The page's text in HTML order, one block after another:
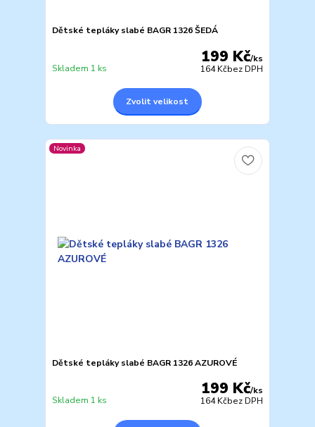
Dětské tepláky slabé BAGR 1326 ŠEDÁ
199 Kč/ks
164 Kčbez DPH
Skladem 1 ks
Zvolit velikost
Novinka
Dětské tepláky slabé BAGR 1326 AZUROVÉ
199 Kč/ks
164 Kčbez DPH
Skladem 1 ks